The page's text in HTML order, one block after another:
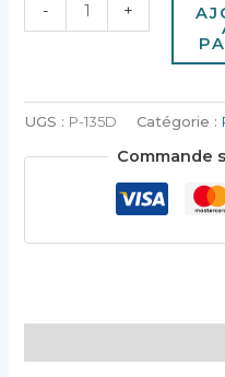
- +
UGS : P-135D Catégorie :
Commande